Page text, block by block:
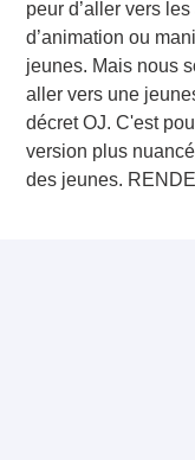
peur d’aller vers
d’animation ou
jeunes. Mais nous
aller vers une
décret OJ. C'est
version plus
des jeunes.